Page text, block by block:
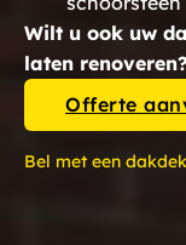
Wilt u ook uw
laten renoveren?
Offerte
Bel met een